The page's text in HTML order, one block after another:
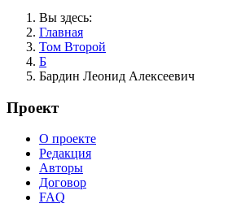
Вы здесь:
Главная
Том Второй
Б
Бардин Леонид Алексеевич
Проект
О проекте
Редакция
Авторы
Договор
FAQ